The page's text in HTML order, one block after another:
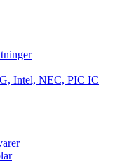
Intel, NEC, PIC IC